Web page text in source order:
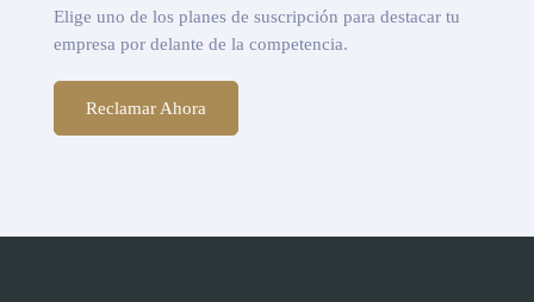
Elige uno de los planes de suscripción para destacar tu
empresa por delante de la competencia.
Reclamar Ahora